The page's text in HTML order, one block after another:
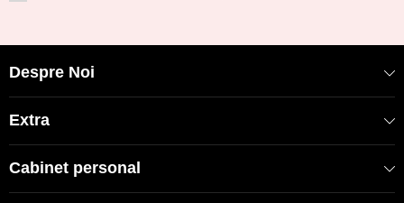
Despre Noi
Extra
Cabinet personal